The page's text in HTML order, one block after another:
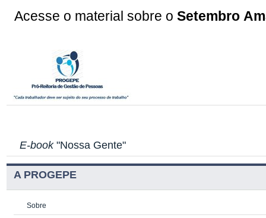
Acesse o material sobre oSetembro
E-book"Nossa Gente"
A PROGEPE
Sobre